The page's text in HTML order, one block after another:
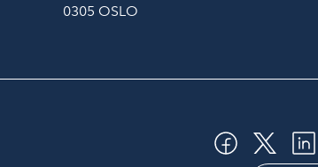
0305 OSLO